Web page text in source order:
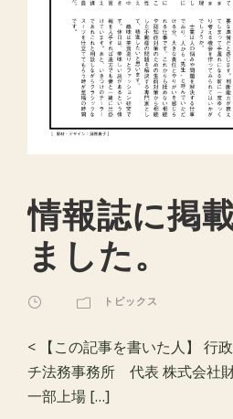
情報誌に掲
ました。
トピックス
< 【この記事を書いた人】 行
チ法務事務所 代表 株式会社
一部上場 […]